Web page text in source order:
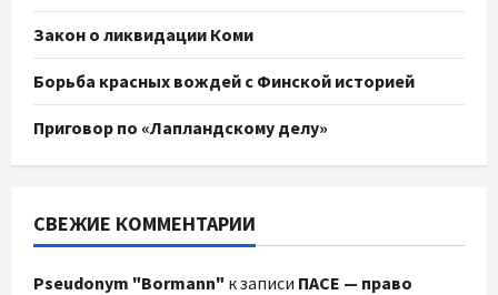
Закон о ликвидации Коми
Борьба красных вождей с Финской историей
Приговор по «Лапландскому делу»
СВЕЖИЕ КОММЕНТАРИИ
Pseudonym "Bormann" к записи ПАСЕ — право